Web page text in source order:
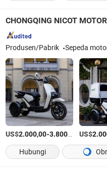
CHONGQING NICOT
Produsen/Pabrik Sepeda motor,
US$2.000,00-3.800,00 /Bagian
US$
Hubungi